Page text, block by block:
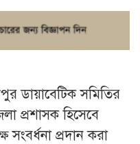
ডায়াবেটিক সমিতির
প্রশাসক হিসেবে
সংবর্ধনা প্রদান করা